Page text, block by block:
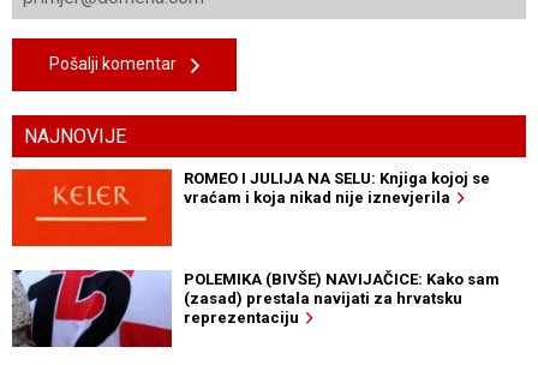
Pošalji komentar
NAJNOVIJE
ROMEO I JULIJA NA SELU: Knjiga kojoj se
vraćam i koja nikad nije iznevjerila
POLEMIKA (BIVŠE) NAVIJAČICE: Kako sam
(zasad) prestala navijati za hrvatsku
reprezentaciju